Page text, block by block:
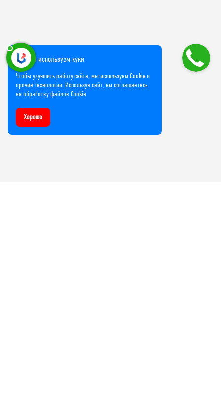
Мы используем куки
Чтобы улучшить работу сайта, мы используем Cookie и
прочие технологии. Используя сайт, вы соглашаетесь
на обработку файлов Cookie
Хорошо